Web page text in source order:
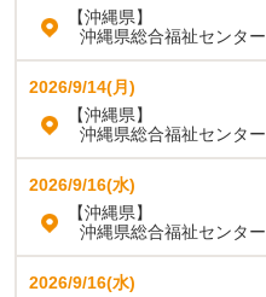
【沖縄県】
沖縄県総合福祉センター
2026/9/14(月)
【沖縄県】
沖縄県総合福祉センター
2026/9/16(水)
【沖縄県】
沖縄県総合福祉センター
2026/9/16(水)